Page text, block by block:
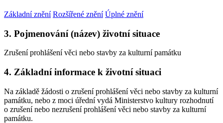
Základní znění Rozšířené znění Úplné znění
3. Pojmenování (název) životní situace
Zrušení prohlášení věci nebo stavby za kulturní památku
4. Základní informace k životní situaci
Na základě žádosti o zrušení prohlášení věci nebo stavby za kulturní
památku, nebo z moci úřední vydá Ministerstvo kultury rozhodnutí
o zrušení nebo nezrušení prohlášení věci nebo stavby za kulturní
památku.